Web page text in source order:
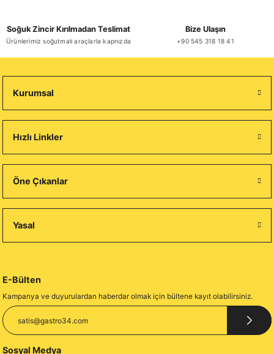
Soğuk Zincir Kırılmadan Teslimat
Ürünlerimiz soğutmalı araçlarla kapnızda
Bize Ulaşın
+90 545 318 18 41
Kurumsal
Hızlı Linkler
Öne Çıkanlar
Yasal
E-Bülten
Kampanya ve duyurulardan haberdar olmak için bültene kayıt olabilirsiniz.
Sosyal Medya